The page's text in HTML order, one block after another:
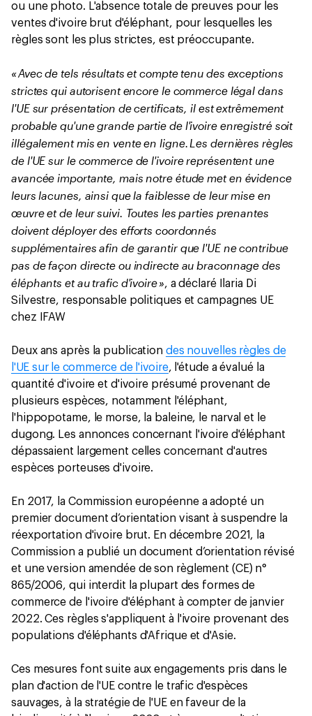
ou une photo. L'absence totale de preuves pour les
ventes d'ivoire brut d'éléphant, pour lesquelles les
règles sont les plus strictes, est préoccupante.
« Avec de tels résultats et compte tenu des exceptions
strictes qui autorisent encore le commerce légal dans
l'UE sur présentation de certificats, il est extrêmement
probable qu'une grande partie de l'ivoire enregistré soit
illégalement mis en vente en ligne. Les dernières règles
de l'UE sur le commerce de l'ivoire représentent une
avancée importante, mais notre étude met en évidence
leurs lacunes, ainsi que la faiblesse de leur mise en
œuvre et de leur suivi. Toutes les parties prenantes
doivent déployer des efforts coordonnés
supplémentaires afin de garantir que l'UE ne contribue
pas de façon directe ou indirecte au braconnage des
éléphants et au trafic d'ivoire », a déclaré Ilaria Di
Silvestre, responsable politiques et campagnes UE
chez IFAW
Deux ans après la publication des nouvelles règles de
l'UE sur le commerce de l'ivoire, l'étude a évalué la
quantité d'ivoire et d'ivoire présumé provenant de
plusieurs espèces, notamment l'éléphant,
l'hippopotame, le morse, la baleine, le narval et le
dugong. Les annonces concernant l'ivoire d'éléphant
dépassaient largement celles concernant d'autres
espèces porteuses d'ivoire.
En 2017, la Commission européenne a adopté un
premier document d’orientation visant à suspendre la
réexportation d'ivoire brut. En décembre 2021, la
Commission a publié un document d’orientation révisé
et une version amendée de son règlement (CE) n°
865/2006, qui interdit la plupart des formes de
commerce de l'ivoire d'éléphant à compter de janvier
2022. Ces règles s'appliquent à l'ivoire provenant des
populations d'éléphants d'Afrique et d'Asie.
Ces mesures font suite aux engagements pris dans le
plan d'action de l'UE contre le trafic d'espèces
sauvages, à la stratégie de l'UE en faveur de la